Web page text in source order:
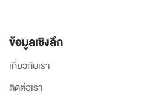
ข้อมูลเชิงลึก
เกี่ยวกับเรา
ติดต่อเรา